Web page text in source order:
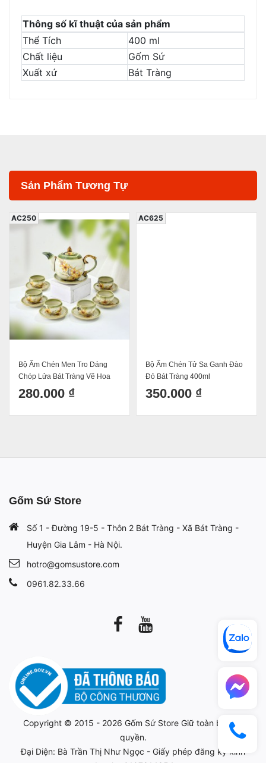
Thông số kĩ thuật của sản phẩm
Thể Tích
400 ml
Chất liệu
Gốm Sứ
Xuất xứ
Bát Tràng
Sản Phẩm Tương Tự
Bộ Ấm Chén Men Tro Dáng
Chóp Lửa Bát Tràng Vẽ Hoa
Mai Dung Tích 500ml
280.000 ₫
AC250
Bộ Ấm Chén Tử Sa Ganh Đào
Đỏ Bát Tràng 400ml
350.000 ₫
AC625
Gốm Sứ Store
Số 1 - Đường 19-5 - Thôn 2 Bát Tràng - Xã Bát Tràng -
Huyện Gia Lâm - Hà Nội.
hotro@gomsustore.com
0961.82.33.66
Copyright © 2015 - 2026 Gốm Sứ StoreGiữ toàn bộ bản
quyền.
Đại Diện: Bà Trần Thị Như Ngọc - Giấy phép đăng ký kinh